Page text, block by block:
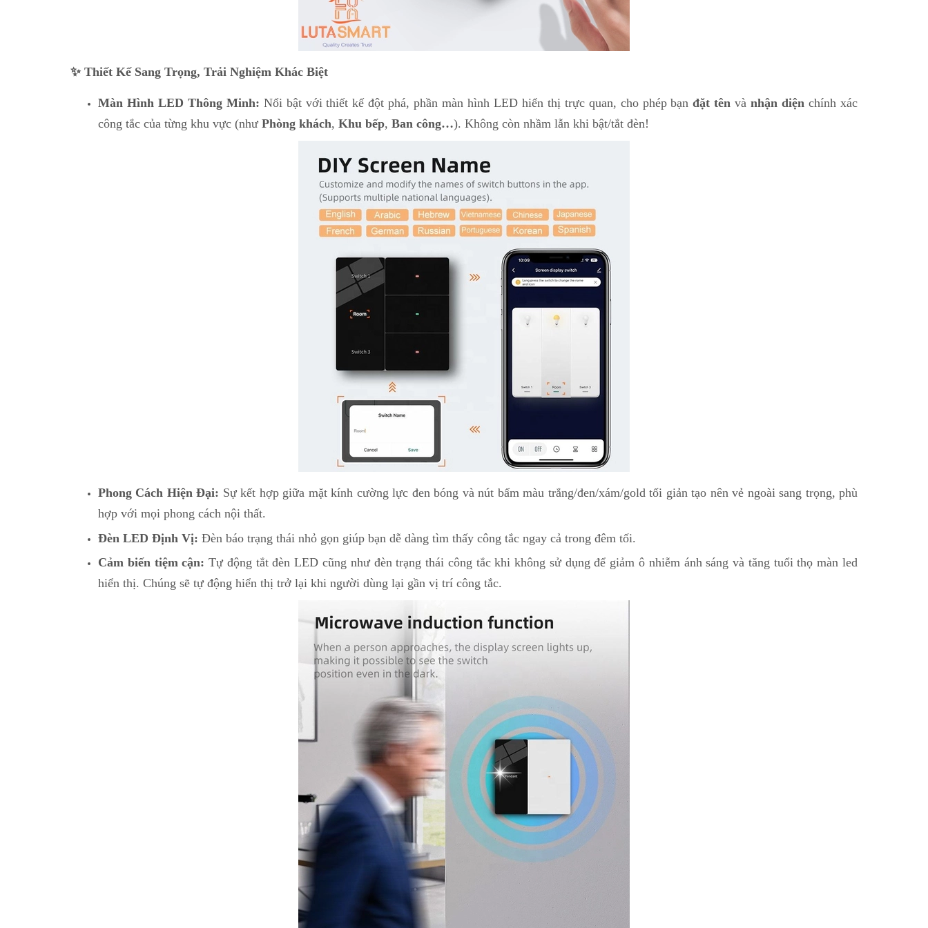
✨ Thiết Kế Sang Trọng, Trải Nghiệm Khác Biệt
Màn Hình LED Thông Minh: Nổi bật với thiết kế đột phá, phần màn hình LED hiển thị trực quan, cho phép bạnđặt tên vànhận diện chính xác
công tắc của từng khu vực (như Phòng khách, Khu bếp, Ban công…). Không còn nhầm lẫn khi bật/tắt đèn!
Phong Cách Hiện Đại: Sự kết hợp giữa mặt kính cường lực đen bóng và nút bấm màu trắng/đen/xám/gold tối giản tạo nên vẻ ngoài sang trọng, phù
hợp với mọi phong cách nội thất.
Đèn LED Định Vị: Đèn báo trạng thái nhỏ gọn giúp bạn dễ dàng tìm thấy công tắc ngay cả trong đêm tối.
Cảm biến tiệm cận: Tự động tắt đèn LED cũng như đèn trạng thái công tắc khi không sử dụng để giảm ô nhiễm ánh sáng và tăng tuổi thọ màn led
hiển thị. Chúng sẽ tự động hiển thị trở lại khi người dùng lại gần vị trí công tắc.